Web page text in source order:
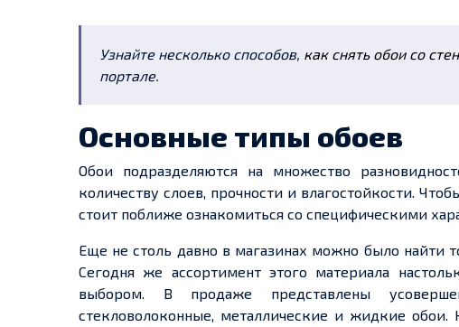
Узнайте несколько способов, как снять обои со
портале.
Основные типы обоев
Обои подразделяются на множество
количеству слоев, прочности и влагостойкости.
стоит поближе ознакомиться со специфическими
Еще не столь давно в магазинах можно было найти
Сегодня же ассортимент этого материала
выбором. В продаже представлены
стекловолоконные, металлические и жидкие обои.